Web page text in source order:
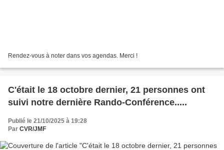
Rendez-vous à noter dans vos agendas. Merci !
C'était le 18 octobre dernier, 21 personnes ont
suivi notre dernière Rando-Conférence.....
Publié le 21/10/2025 à 19:28
Par CVR/JMF